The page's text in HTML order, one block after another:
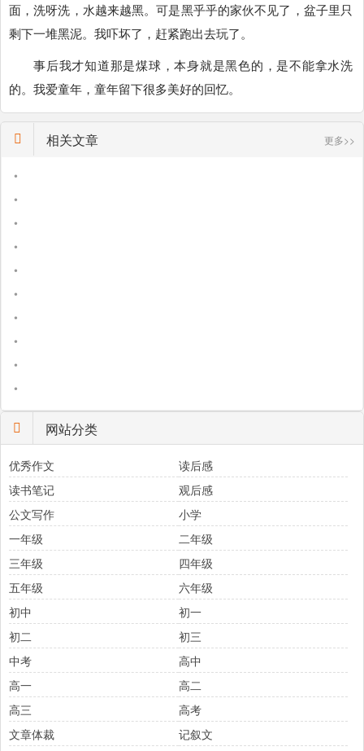
面，洗呀洗，水越来越黑。可是黑乎乎的家伙不见了，盆子里只
剩下一堆黑泥。我吓坏了，赶紧跑出去玩了。
事后我才知道那是煤球，本身就是黑色的，是不能拿水洗
的。我爱童年，童年留下很多美好的回忆。
相关文章 更多>>
•
•
•
•
•
•
•
•
•
•
网站分类
优秀作文
读后感
读书笔记
观后感
公文写作
小学
一年级
二年级
三年级
四年级
五年级
六年级
初中
初一
初二
初三
中考
高中
高一
高二
高三
高考
文章体裁
记叙文